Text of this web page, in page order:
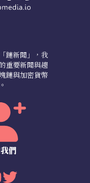
鏈新聞」，我
重要新聞與趨
鏈與加密貨幣
們